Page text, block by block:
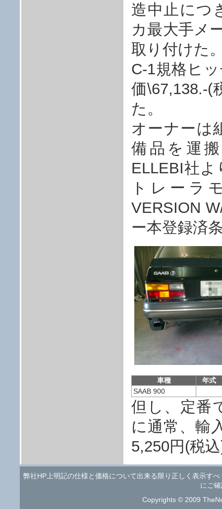
造中止につ
カ最大手メ
取り付けた
C-1規格ヒ
価\67,138.-(
た。
オーナーは
備品を運
ELLEBI社
トレーラ
VERSION
ー本登録済
車種
年式
SAAB 900
但し、定番
に通常、輸
5,250円(税
弊社HP上明記の仕様と価格について出来る限り正しく表示す
にご
Copyrights © 2009